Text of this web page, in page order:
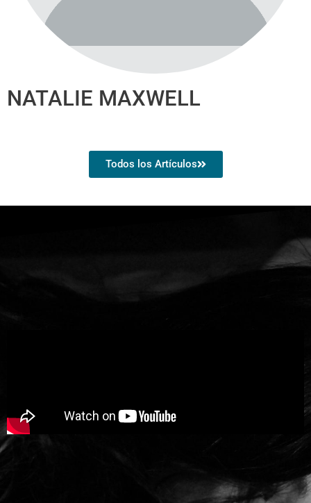
NATALIE MAXWELL
Todos los Artículos